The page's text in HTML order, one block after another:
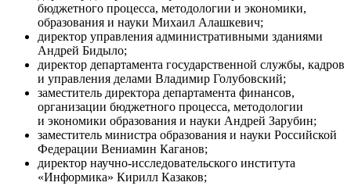
бюджетного процесса, методологии и экономики,
образования и науки Михаил Алашкевич;
директор управления административными зданиями
Андрей Бидыло;
директор департамента государственной службы, кадров
и управления делами Владимир Голубовский;
заместитель директора департамента финансов,
организации бюджетного процесса, методологии
и экономики образования и науки Андрей Зарубин;
заместитель министра образования и науки Российской
Федерации Вениамин Каганов;
директор научно-исследовательского института
«Информика» Кирилл Казаков;